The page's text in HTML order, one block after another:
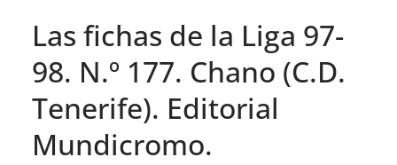
Las fichas de la Liga 97-
98. N.º 177. Chano (C.D.
Tenerife). Editorial
Mundicromo.